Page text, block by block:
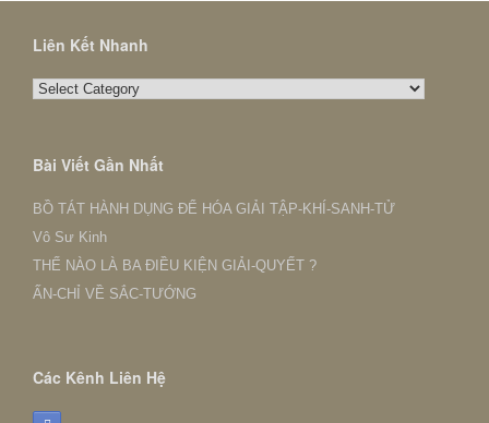
Liên Kết Nhanh
Liên
Bài Viết Gần Nhất
BỒ TÁT HÀNH DỤNG ĐỂ HÓA GIẢI TẬP-KHÍ-SANH-TỬ
Vô Sư Kinh
THẾ NÀO LÀ BA ĐIỀU KIỆN GIẢI-QUYẾT ?
ẤN-CHỈ VỀ SẮC-TƯỚNG
Các Kênh Liên Hệ